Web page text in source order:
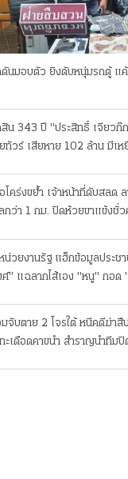
นมอบตัว ยิงดับหนุ่มรถตู้ แ
น 343 ปี "ประสิทธิ์ เจียวก๊
ทัวร์ เสียหาย 102 ล้าน มีเ
โคร่งขย้ำ เจ้าหน้าที่ดับสลด
กว่า 1 กม. ปิดห้วยขาแข้งชั่ว
น่วยงานรัฐ แฮ็กข้อมูลประช
" แฉลากไส้เอง "หนู" กอด
จับตาย 2 โจรใต้ หนีคดีฆ่าสื
ะเดือดคาขนำ สำราญนำทีม